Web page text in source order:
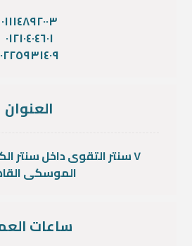
٠١١١٤٨٩٢٠٠٣
٠١٢١٠٤٠٤٦٠١
٠٢٢٥٩٣١٤٠٩
العنوان
٧ سنتر التقوى داخل سنتر
الموسكى
ساعات